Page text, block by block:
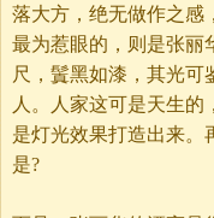
落大方，绝无做作之感
最为惹眼的，则是张丽
尺，鬒黑如漆，其光可
人。人家这可是天生
是灯光效果打造出来。
是?